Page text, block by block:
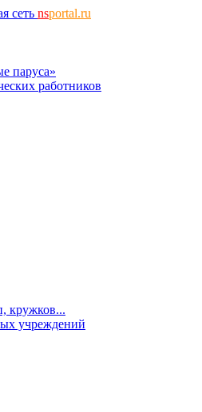
сеть nsportal.ru
паруса»
работников
кружков...
учреждений